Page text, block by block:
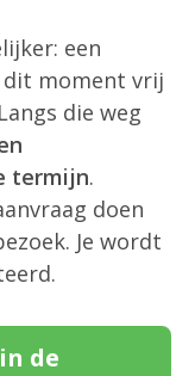
een
dit moment vrij
die weg
termijn.
doen
Je wordt
de